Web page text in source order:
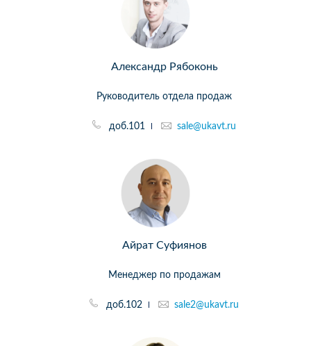
Александр Рябоконь
Руководитель отдела продаж
доб.101 sale@ukavt.ru
Айрат Суфиянов
Менеджер по продажам
доб.102 sale2@ukavt.ru